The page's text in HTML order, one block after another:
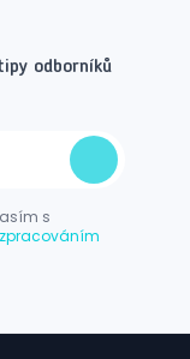
odborníků
s
zpracováním